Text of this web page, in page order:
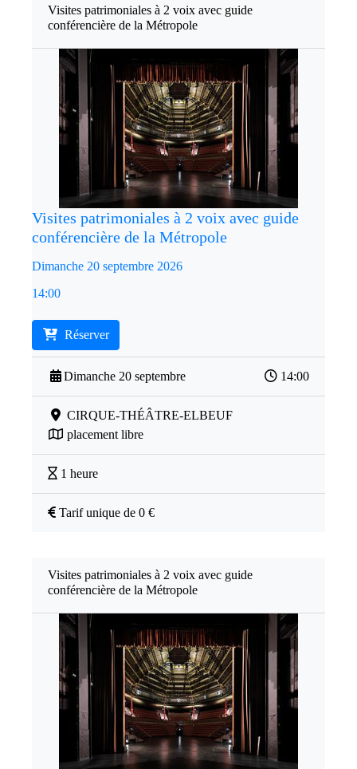
Visites patrimoniales à 2 voix avec guide
conférencière de la Métropole
Visites patrimoniales à 2 voix avec guide
conférencière de la Métropole
Dimanche 20 septembre 2026
14:00
Réserver
Dimanche 20 septembre 14:00
CIRQUE-THÉÂTRE-ELBEUF
placement libre
1 heure
Tarif unique de 0 €
Visites patrimoniales à 2 voix avec guide
conférencière de la Métropole